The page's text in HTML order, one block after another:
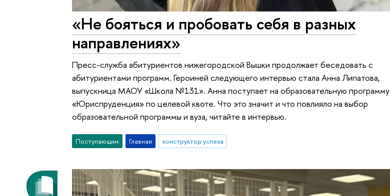
«Не бояться и пробовать себя в разных
направлениях»
Пресс-служба абитуриентов нижегородской Вышки продолжает беседовать с
абитуриентами программ. Героиней следующего интервью стала Анна Липатова,
выпускница МАОУ «Школа №131». Анна поступает на образовательную программу
«Юриспруденция» по целевой квоте. Что это значит и что повлияло на выбор
образовательной программы и вуза, читайте в интервью.
Поступающим Главная конструктор успеха